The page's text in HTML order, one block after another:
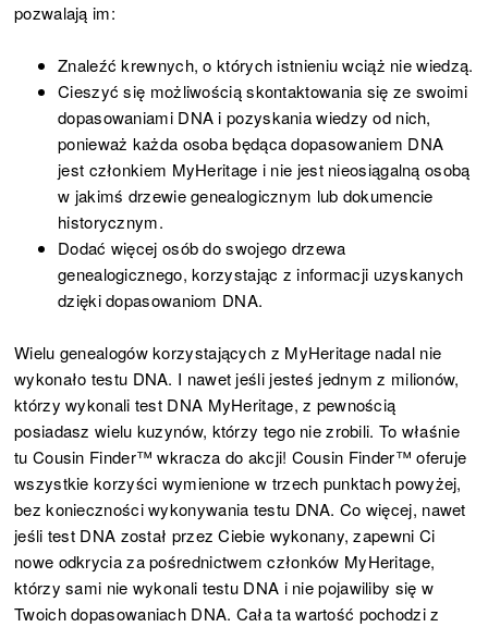
pozwalają im:
Znaleźć krewnych, o których istnieniu wciąż nie wiedzą.
Cieszyć się możliwością skontaktowania się ze swoimi
dopasowaniami DNA i pozyskania wiedzy od nich,
ponieważ każda osoba będąca dopasowaniem DNA
jest członkiem MyHeritage i nie jest nieosiągalną osobą
w jakimś drzewie genealogicznym lub dokumencie
historycznym.
Dodać więcej osób do swojego drzewa
genealogicznego, korzystając z informacji uzyskanych
dzięki dopasowaniom DNA.
Wielu genealogów korzystających z MyHeritage nadal nie
wykonało testu DNA. I nawet jeśli jesteś jednym z milionów,
którzy wykonali test DNA MyHeritage, z pewnością
posiadasz wielu kuzynów, którzy tego nie zrobili. To właśnie
tu Cousin Finder™ wkracza do akcji! Cousin Finder™ oferuje
wszystkie korzyści wymienione w trzech punktach powyżej,
bez konieczności wykonywania testu DNA. Co więcej, nawet
jeśli test DNA został przez Ciebie wykonany, zapewni Ci
nowe odkrycia za pośrednictwem członków MyHeritage,
którzy sami nie wykonali testu DNA i nie pojawiliby się w
Twoich dopasowaniach DNA. Cała ta wartość pochodzi z